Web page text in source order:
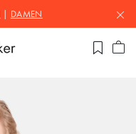
DAMEN